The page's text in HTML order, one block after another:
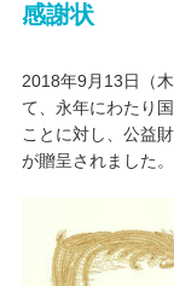
キ
感謝状
2018年9月13日（
て、永年にわたり
ことに対し、公益
が贈呈されました。